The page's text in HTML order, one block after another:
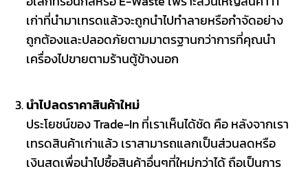
เก่าที่นำมาเทรดแล้วจะถูกนำไปทำลายหรือกำจัดอย่าง
ถูกต้องและปลอดภัยตามมาตรฐานกว่าการที่คุณนำ
เครื่องไปขายตามร้านตู้ข้างนอก
นำไปลดราคาสินค้าใหม่
ประโยชน์ของ Trade-In ที่เราเห็นได้ชัด คือ หลังจากเรา
เทรดสินค้าเก่าแล้ว เราสามารถแลกเป็นส่วนลดหรือ
เงินสดเพื่อนำไปซื้อสินค้าอื่นๆที่ใหม่กว่าได้ ถือเป็นการ